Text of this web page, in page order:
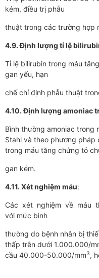
kém, điều trị phẫu
thuật trong các trường hợp
4.9. Định lượng tỉ lệ
Tỉ lệ bilirubin trong máu
gan yếu, hạn
chế chỉ định phẫu thuật
4.10. Định lượng amoniac
Bình thường amoniac trong
Stahl và theo phương pháp
trong máu tăng chứng tỏ
gan kém.
4.11. Xét nghiệm máu:
Các xét nghiệm về máu
với mức bình
thường do bệnh nhân bị
thấp trên dưới 1.000.000/
cầu 40.000-50.000/mm3,